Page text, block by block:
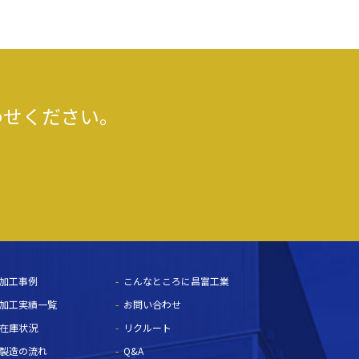
ください。
加工事例
加工実績一覧
在庫状況
製造の流れ
こんなところに昌富工業
お問い合わせ
リクルート
Q&A